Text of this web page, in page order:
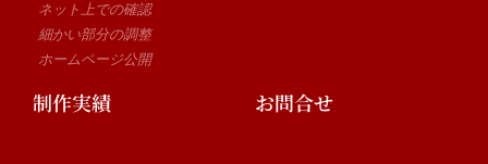
ネット上での確認
細かい部分の調整
ホームページ公開
制作実績 お問合せ